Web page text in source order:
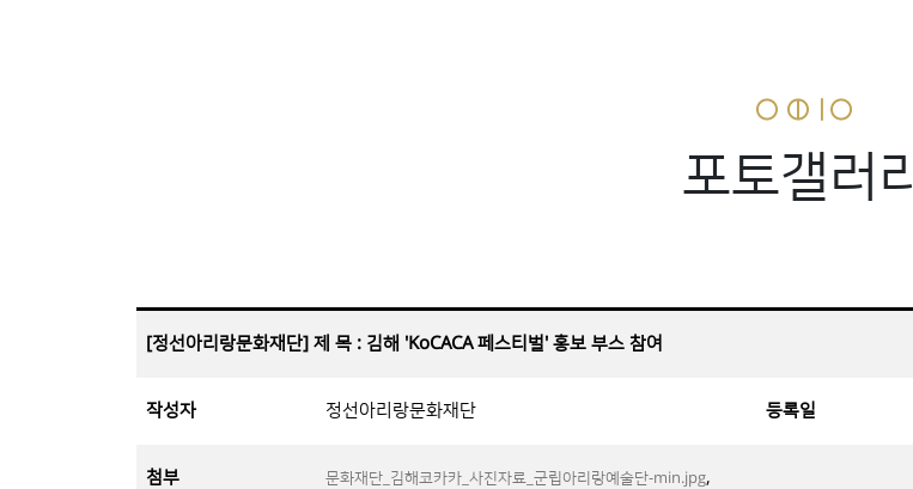
포토갤러리
[정선아리랑문화재단] 제 목 : 김해 'KoCACA 페스티벌' 홍보 부스 참여
작성자 정선아리랑문화재단 등록일
첨부 문화재단_김해코카카_사진자료_군립아리랑예술단-min.jpg,